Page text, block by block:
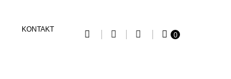
KONTAKT
0